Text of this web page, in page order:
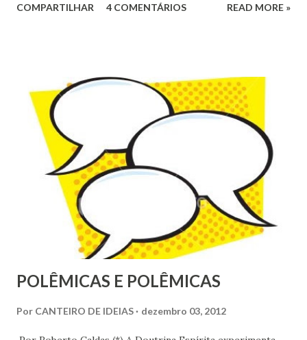
barrar a descriminalização do aborto e da eutanásia
pessoas e com apoio de artistas, religiosos, políticos e
populares. A Instituição na qual sou voluntário
suspendeu as atividades do dia para que, juntamente com os
frequentadores, pudéssemos participar do movimento. A
iniciativa tocou-me profundamente. Isso é ativismo
espírita. Não contabil...
COMPARTILHAR 4 COMENTÁRIOS READ MORE »
POLÊMICAS E POLÊMICAS
Por CANTEIRO DE IDEIAS dezembro 03, 2012